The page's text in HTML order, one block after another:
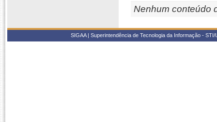
Nenhum conteúdo
SIGAA | Superintendência de Tecnologia da Informação -